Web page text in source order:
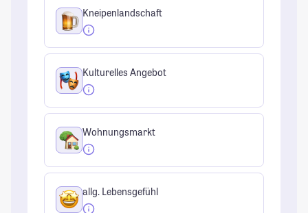
Kneipenlandschaft
Kulturelles Angebot
Wohnungsmarkt
allg. Lebensgefühl